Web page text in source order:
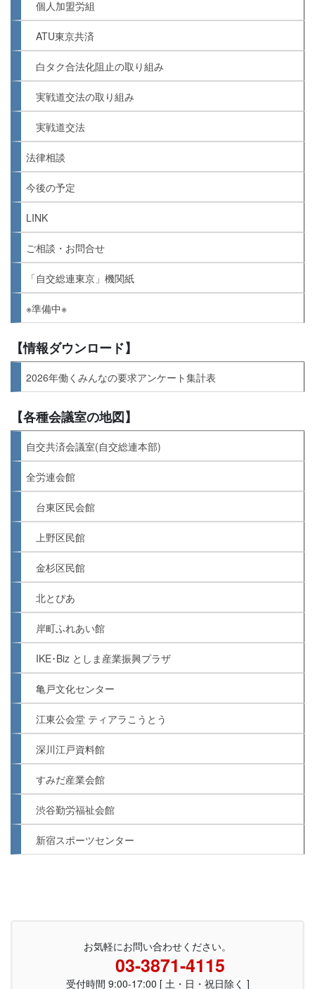
個人加盟労組
ATU東京共済
白タク合法化阻止の取り組み
実戦道交法の取り組み
実戦道交法
法律相談
今後の予定
LINK
ご相談・お問合せ
「自交総連東京」機関紙
※準備中※
【情報ダウンロード】
2026年働くみんなの要求アンケート集計表
【各種会議室の地図】
自交共済会議室(自交総連本部)
全労連会館
台東区民会館
上野区民館
金杉区民館
北とぴあ
岸町ふれあい館
IKE･Biz としま産業振興プラザ
亀戸文化センター
江東公会堂 ティアラこうとう
深川江戸資料館
すみだ産業会館
渋谷勤労福祉会館
新宿スポーツセンター
お気軽にお問い合わせください。
03-3871-4115
受付時間 9:00-17:00 [ 土・日・祝日除く ]